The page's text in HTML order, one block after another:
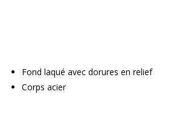
Fond laqué avec dorures en relief
Corps acier